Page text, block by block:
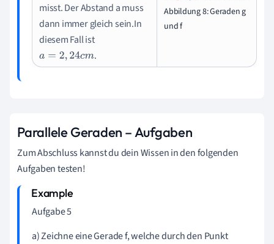
misst. Der Abstand a muss
dann immer gleich sein.In
diesem Fall ist
a=2, 24cm .
Abbildung 8: Geraden g
und f
Parallele Geraden – Aufgaben
Zum Abschluss kannst du dein Wissen in den folgenden
Aufgaben testen!
Aufgabe 5
a) Zeichne eine Gerade f, welche durch den Punkt